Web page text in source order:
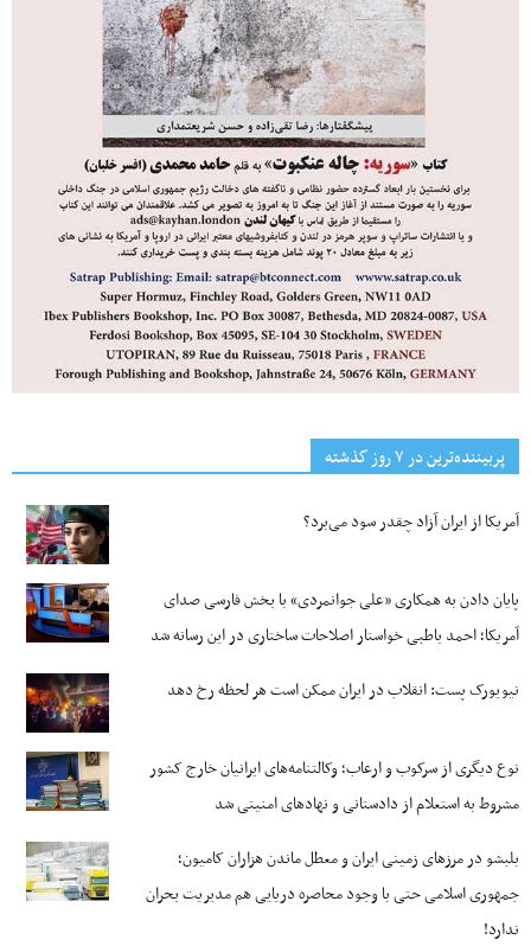
پربیننده‌ترین‌ در ۷ روز گذشته
آمریکا از ایران آزاد چقدر سود می‌برد؟
پایان دادن به همکاری «علی جوانمردی» با بخش فارسی صدای
آمریکا؛ احمد باطبی خواستار اصلاحات ساختاری در این رسانه شد
نیویورک پست: انقلاب در ایران ممکن است هر لحظه رخ دهد
نوع دیگری از سرکوب و ارعاب؛ وکالتنامه‌های ایرانیان خارج کشور
مشروط به استعلام از دادستانی و نهادهای امنیتی شد
بلبشو در مرزهای زمینی ایران و معطل ماندن هزاران کامیون؛
جمهوری اسلامی حتی با وجود محاصره دریایی هم مدیریت بحران
ندارد!